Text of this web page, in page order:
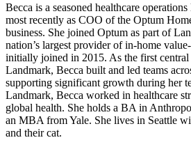
Becca is a seasoned healthcare
most recently as COO of the Optum
business. She joined Optum as part of
nation’s largest provider of in-home
initially joined in 2015. As the first central
Landmark, Becca built and led teams
supporting significant growth during her
Landmark, Becca worked in healthcare
global health. She holds a BA in
an MBA from Yale. She lives in Seattle
and their cat.